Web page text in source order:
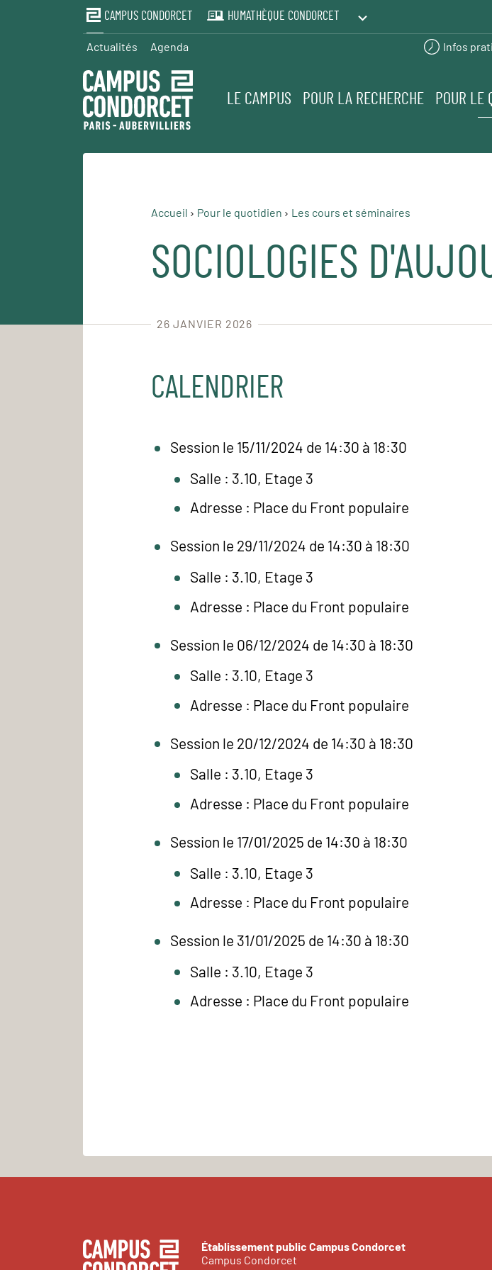
CAMPUS CONDORCET HUMATHÈQUE CONDORCET
PRINTEMPS DES HUMANITÉS
Actualités Agenda Infos
LE CAMPUS POUR LA RECHERCHE POUR LE
Accueil Pour le quotidien Les cours et séminaires
SOCIOLOGIES
26 JANVIER 2026
CALENDRIER
Session le 15/11/2024 de 14:30 à 18:30
Salle : 3.10, Etage 3
Adresse : Place du Front populaire
Session le 29/11/2024 de 14:30 à 18:30
Salle : 3.10, Etage 3
Adresse : Place du Front populaire
Session le 06/12/2024 de 14:30 à 18:30
Salle : 3.10, Etage 3
Adresse : Place du Front populaire
Session le 20/12/2024 de 14:30 à 18:30
Salle : 3.10, Etage 3
Adresse : Place du Front populaire
Session le 17/01/2025 de 14:30 à 18:30
Salle : 3.10, Etage 3
Adresse : Place du Front populaire
Session le 31/01/2025 de 14:30 à 18:30
Salle : 3.10, Etage 3
Adresse : Place du Front populaire
Établissement public Campus Condorcet
Campus Condorcet